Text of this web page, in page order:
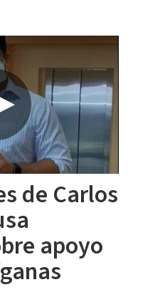
de Carlos
apoyo